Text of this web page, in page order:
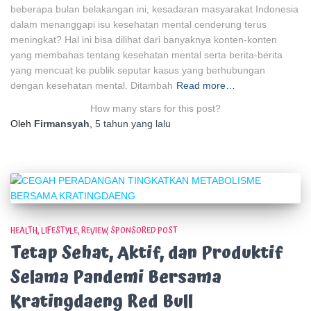
beberapa bulan belakangan ini, kesadaran masyarakat Indonesia
dalam menanggapi isu kesehatan mental cenderung terus
meningkat? Hal ini bisa dilihat dari banyaknya konten-konten
yang membahas tentang kesehatan mental serta berita-berita
yang mencuat ke publik seputar kasus yang berhubungan
dengan kesehatan mental. Ditambah Read more…
How many stars for this post?
Oleh Firmansyah 5 tahun yang lalu
HEALTH LIFESTYLE REVIEW SPONSORED POST
Tetap Sehat, Aktif, dan Produktif
Selama Pandemi Bersama
Kratingdaeng Red Bull